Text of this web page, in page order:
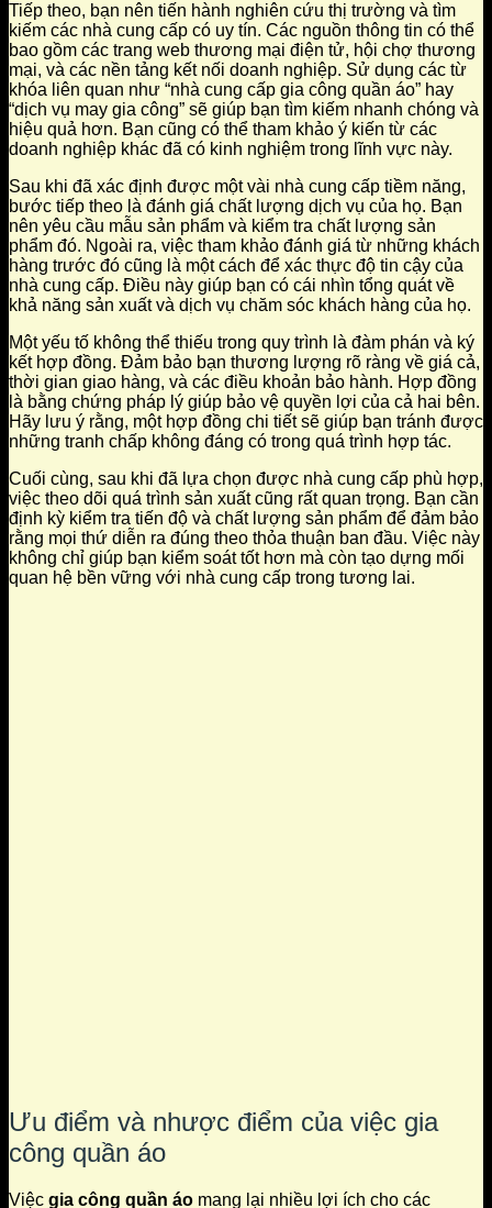
Tiếp theo, bạn nên tiến hành nghiên cứu thị trường và tìm
kiếm các nhà cung cấp có uy tín. Các nguồn thông tin có thể
bao gồm các trang web thương mại điện tử, hội chợ thương
mại, và các nền tảng kết nối doanh nghiệp. Sử dụng các từ
khóa liên quan như “nhà cung cấp gia công quần áo” hay
“dịch vụ may gia công” sẽ giúp bạn tìm kiếm nhanh chóng và
hiệu quả hơn. Bạn cũng có thể tham khảo ý kiến từ các
doanh nghiệp khác đã có kinh nghiệm trong lĩnh vực này.
Sau khi đã xác định được một vài nhà cung cấp tiềm năng,
bước tiếp theo là đánh giá chất lượng dịch vụ của họ. Bạn
nên yêu cầu mẫu sản phẩm và kiểm tra chất lượng sản
phẩm đó. Ngoài ra, việc tham khảo đánh giá từ những khách
hàng trước đó cũng là một cách để xác thực độ tin cậy của
nhà cung cấp. Điều này giúp bạn có cái nhìn tổng quát về
khả năng sản xuất và dịch vụ chăm sóc khách hàng của họ.
Một yếu tố không thể thiếu trong quy trình là đàm phán và ký
kết hợp đồng. Đảm bảo bạn thương lượng rõ ràng về giá cả,
thời gian giao hàng, và các điều khoản bảo hành. Hợp đồng
là bằng chứng pháp lý giúp bảo vệ quyền lợi của cả hai bên.
Hãy lưu ý rằng, một hợp đồng chi tiết sẽ giúp bạn tránh được
những tranh chấp không đáng có trong quá trình hợp tác.
Cuối cùng, sau khi đã lựa chọn được nhà cung cấp phù hợp,
việc theo dõi quá trình sản xuất cũng rất quan trọng. Bạn cần
định kỳ kiểm tra tiến độ và chất lượng sản phẩm để đảm bảo
rằng mọi thứ diễn ra đúng theo thỏa thuận ban đầu. Việc này
không chỉ giúp bạn kiểm soát tốt hơn mà còn tạo dựng mối
quan hệ bền vững với nhà cung cấp trong tương lai.
Ưu điểm và nhược điểm của việc gia
công quần áo
Việc gia công quần áo mang lại nhiều lợi ích cho các